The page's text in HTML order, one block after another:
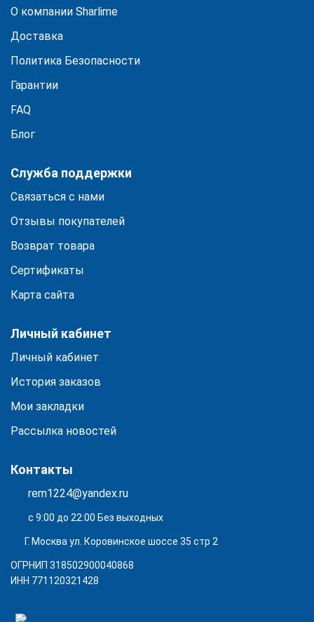
О компании Sharlime
Доставка
Политика Безопасности
Гарантии
FAQ
Блог
Служба поддержки
Связаться с нами
Отзывы покупателей
Возврат товара
Сертификаты
Карта сайта
Личный кабинет
Личный кабинет
История заказов
Мои закладки
Рассылка новостей
Контакты
rem1224@yandex.ru
с 9:00 до 22:00 Без выходных
Г. Москва ул. Коровинское шоссе 35 стр 2
ОГРНИП 318502900040868
ИНН 771120321428